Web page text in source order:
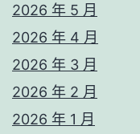
2026 年 5 月
2026 年 4 月
2026 年 3 月
2026 年 2 月
2026 年 1 月